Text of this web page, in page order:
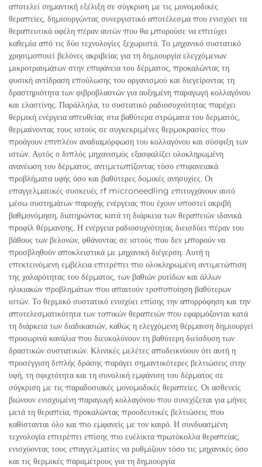
αποτελεί σημαντική εξέλιξη σε σύγκριση με τις μονομοδικές
θεραπείες, δημιουργώντας συνεργιστικό αποτέλεσμα που ενισχύει τα
θεραπευτικά οφέλη πέραν αυτών που θα μπορούσε να επιτύχει
καθεμία από τις δύο τεχνολογίες ξεχωριστά. Το μηχανικό συστατικό
χρησιμοποιεί βελόνες ακριβείας για τη δημιουργία ελεγχόμενων
μικροτραυμάτων στην επιφάνεια του δέρματος, προκαλώντας τη
φυσική αντίδραση επούλωσης του οργανισμού και διεγείροντας τη
δραστηριότητα των φιβροβλαστών για αυξημένη παραγωγή κολλαγόνου
και ελαστίνης. Παράλληλα, το συστατικό ραδιοσυχνότητας παρέχει
θερμική ενέργεια απευθείας στα βαθύτερα στρώματα του δερματός,
θερμαίνοντας τους ιστούς σε συγκεκριμένες θερμοκρασίες που
προάγουν επιπλέον αναδιαμόρφωση του κολλαγόνου και σύσφιξη των
ιστών. Αυτός ο διπλός μηχανισμός εξασφαλίζει ολοκληρωμένη
ανανέωση του δέρματος, αντιμετωπίζοντας τόσο επιφανειακά
προβλήματα υφής όσο και βαθύτερες δομικές ανησυχίες. Οι
επαγγελματικές συσκευές rf microneedling επιτυγχάνουν αυτό
μέσω συστημάτων παροχής ενέργειας που έχουν υποστεί ακριβή
βαθμονόμηση, διατηρώντας κατά τη διάρκεια των θεραπειών ιδανικά
προφίλ θέρμανσης. Η ενέργεια ραδιοσυχνότητας διεισδύει πέραν του
βάθους των βελονών, φθάνοντας σε ιστούς που δεν μπορούν να
προσβληθούν αποκλειστικά με μηχανική διέγερση. Αυτή η
επεκτεινόμενη εμβέλεια επιτρέπει πιο ολοκληρωμένη αντιμετώπιση
της χαλαρότητας του δέρματος, των βαθιών ρυτίδων και άλλων
ηλικιακών προβλημάτων που απαιτούν τροποποίηση βαθύτερων
ιστών. Το θερμικό συστατικό ενισχύει επίσης την απορρόφηση και την
αποτελεσματικότητα των τοπικών θεραπειών που εφαρμόζονται κατά
τη διάρκεια των διαδικασιών, καθώς η ελεγχόμενη θέρμανση δημιουργεί
προσωρινά κανάλια που διευκολύνουν τη βαθύτερη διείσδυση των
δραστικών συστατικών. Κλινικές μελέτες αποδεικνύουν ότι αυτή η
προσέγγιση διπλής δράσης παράγει σημαντικότερες βελτιώσεις στην
υφή, τη σφιχτότητα και τη συνολική εμφάνιση του δέρματος σε
σύγκριση με τις παραδοσιακές μονομοδικές θεραπείες. Οι ασθενείς
βιώνουν ενισχυμένη παραγωγή κολλαγόνου που συνεχίζεται για μήνες
μετά τη θεραπεία, προκαλώντας προοδευτικές βελτιώσεις που
καθίστανται όλο και πιο εμφανείς με τον καιρό. Η συνδυασμένη
τεχνολογία επιτρέπει επίσης πιο ευέλικτα πρωτόκολλα θεραπείας,
ενισχύοντας τους επαγγελματίες να ρυθμίζουν τόσο τις μηχανικές όσο
και τις θερμικές παραμέτρους για τη δημιουργία